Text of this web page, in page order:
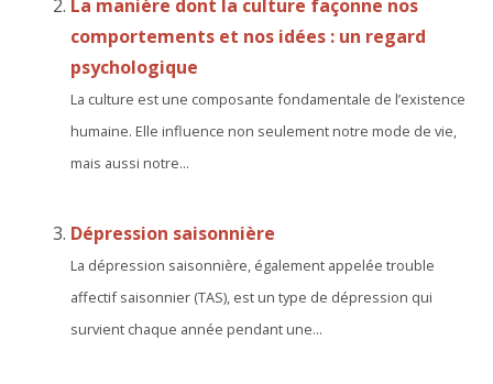
La manière dont la culture façonne nos
comportements et nos idées : un regard
psychologique
La culture est une composante fondamentale de l’existence
humaine. Elle influence non seulement notre mode de vie,
mais aussi notre...
Dépression saisonnière
La dépression saisonnière, également appelée trouble
affectif saisonnier (TAS), est un type de dépression qui
survient chaque année pendant une...